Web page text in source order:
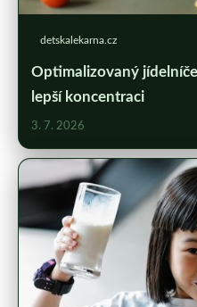
detskalekarna.cz
Optimalizovaný
lepší koncentraci
3. 7. 2026